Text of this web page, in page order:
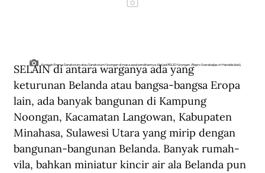
Koningin Emma Sanatorium atau Sanatorium Noongan di masa awal pendiriannya. Kini jadi RSUD Noongan. (Repro Soerabaijasch Handelsblad).
SELAIN di antara warganya ada yang
keturunan Belanda atau bangsa-bangsa Eropa
lain, ada banyak bangunan di Kampung
Noongan, Kacamatan Langowan, Kabupaten
Minahasa, Sulawesi Utara yang mirip dengan
bangunan-bangunan Belanda. Banyak rumah-
vila, bahkan miniatur kincir air ala Belanda pun